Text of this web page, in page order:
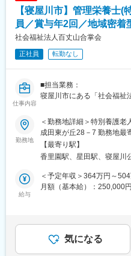
宅介護支援、高齢者住宅「
介護が必要になった段階か
包括的に支える体制を構築
に支援する事業を展開して
通じて、利用者本人だけで
変更の範囲：会社の定める
【寝屋川市】管理栄養
員／賞与年2回／地域密
社会福祉法人百丈山合掌会
正社員 転勤なし
仕事内容
■担当業務：
寝屋川市にある「社会福祉
種との連携をとって利用
行っていただきます。
《具体的には》
特別養護老人ホーム併設栄
・ 高齢者施設、知的障がい
・利用者の身体、栄養状態
■組織構成：
■当法人について：
社会福祉法人百丈山合掌会
勤務地
＜勤務地詳細＞特別養護
成田東が丘28－7 勤務地最
面禁煙変更の範囲：会社の
【最寄り駅】
香里園駅、星田駅、寝屋川
給与
＜予定年収＞364万円～
月額（基本給）：250,000
賃金はあくまでも目安の金
性があります。月給(月額)
気になる